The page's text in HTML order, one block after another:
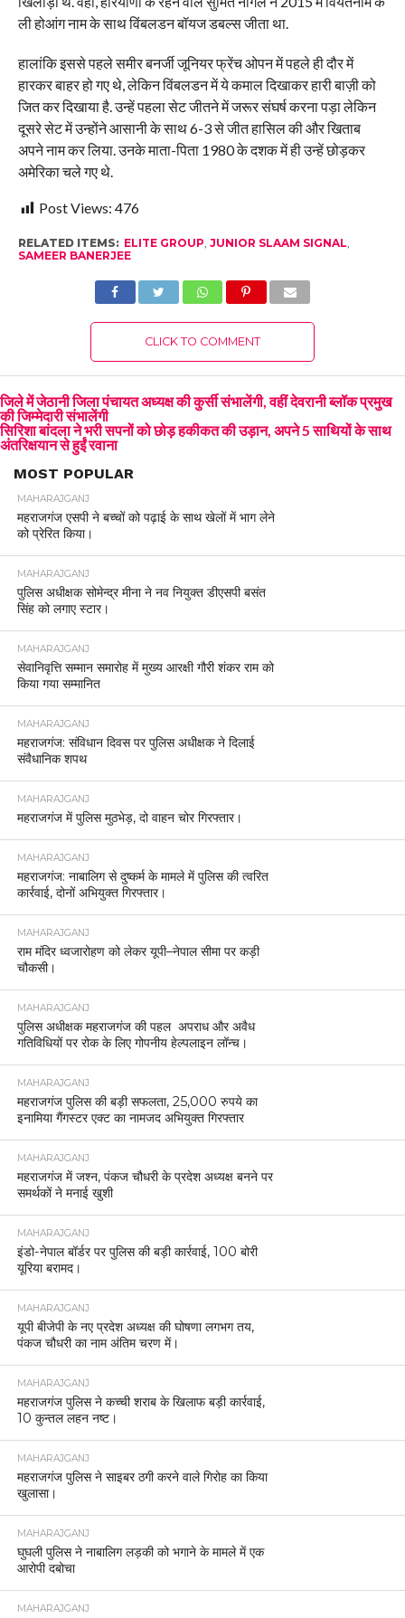
ली होआंग नाम के साथ विंबलडन बॉयज डबल्स जीता था.
हालांकि इससे पहले समीर बनर्जी जूनियर फ्रेंच ओपन में पहले ही दौर में
हारकर बाहर हो गए थे, लेकिन विंबलडन में ये कमाल दिखाकर हारी बाज़ी को
जित कर दिखाया है. उन्हें पहला सेट जीतने में जरूर संघर्ष करना पड़ा लेकिन
दूसरे सेट में उन्होंने आसानी के साथ 6-3 से जीत हासिल की और खिताब
अपने नाम कर लिया. उनके माता-पिता 1980 के दशक में ही उन्हें छोड़कर
अमेरिका चले गए थे.
Post Views: 476
RELATED ITEMS: ELITE GROUP, JUNIOR SLAAM SIGNAL,
SAMEER BANERJEE
CLICK TO COMMENT
जिले में जेठानी जिला पंचायत अध्यक्ष की कुर्सी संभालेंगी, वहीं देवरानी ब्लॉक प्रमुख
की जिम्मेदारी संभालेंगी
सिरिशा बांदला ने भरी सपनों को छोड़ हकीकत की उड़ान, अपने 5 साथियों के साथ
अंतरिक्षयान से हुईं रवाना
MOST POPULAR
MAHARAJGANJ
महराजगंज एसपी ने बच्चों को पढ़ाई के साथ खेलों में भाग लेने
को प्रेरित किया।
MAHARAJGANJ
पुलिस अधीक्षक सोमेन्द्र मीना ने नव नियुक्त डीएसपी बसंत
सिंह को लगाए स्टार।
MAHARAJGANJ
सेवानिवृत्ति सम्मान समारोह में मुख्य आरक्षी गौरी शंकर राम को
किया गया सम्मानित
MAHARAJGANJ
महराजगंज: संविधान दिवस पर पुलिस अधीक्षक ने दिलाई
संवैधानिक शपथ
MAHARAJGANJ
महराजगंज में पुलिस मुठभेड़, दो वाहन चोर गिरफ्तार।
MAHARAJGANJ
महराजगंज: नाबालिग से दुष्कर्म के मामले में पुलिस की त्वरित
कार्रवाई, दोनों अभियुक्त गिरफ्तार।
MAHARAJGANJ
राम मंदिर ध्वजारोहण को लेकर यूपी–नेपाल सीमा पर कड़ी
चौकसी।
MAHARAJGANJ
पुलिस अधीक्षक महराजगंज की पहल अपराध और अवैध
गतिविधियों पर रोक के लिए गोपनीय हेल्पलाइन लॉन्च।
MAHARAJGANJ
महराजगंज पुलिस की बड़ी सफलता, 25,000 रुपये का
इनामिया गैंगस्टर एक्ट का नामजद अभियुक्त गिरफ्तार
MAHARAJGANJ
महराजगंज में जश्न, पंकज चौधरी के प्रदेश अध्यक्ष बनने पर
समर्थकों ने मनाई खुशी
MAHARAJGANJ
इंडो-नेपाल बॉर्डर पर पुलिस की बड़ी कार्रवाई, 100 बोरी
यूरिया बरामद।
MAHARAJGANJ
यूपी बीजेपी के नए प्रदेश अध्यक्ष की घोषणा लगभग तय,
पंकज चौधरी का नाम अंतिम चरण में।
MAHARAJGANJ
महराजगंज पुलिस ने कच्ची शराब के खिलाफ बड़ी कार्रवाई,
10 कुन्तल लहन नष्ट।
MAHARAJGANJ
महराजगंज पुलिस ने साइबर ठगी करने वाले गिरोह का किया
खुलासा।
MAHARAJGANJ
घुघली पुलिस ने नाबालिग लड़की को भगाने के मामले में एक
आरोपी दबोचा
MAHARAJGANJ